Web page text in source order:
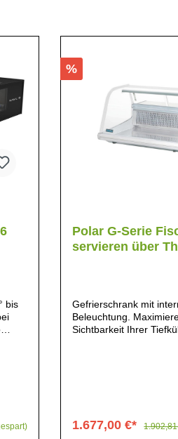
bis
%
Polar G-Serie
servieren über
Gefrierschrank mit
Beleuchtung.
Sichtbarkeit Ihrer
Edelstahlkonstruktion,
1.677,00 €*